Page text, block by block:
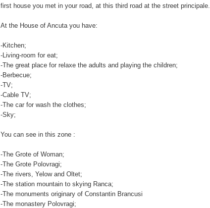
first house you met in your road, at this third road at the street principale.
At the House of Ancuta you have:
-Kitchen;
-Living-room for eat;
-The great place for relaxe the adults and playing the children;
-Berbecue;
-TV;
-Cable TV;
-The car for wash the clothes;
-Sky;
You can see in this zone :
-The Grote of Woman;
-The Grote Polovragi;
-The rivers, Yelow and Oltet;
-The station mountain to skying Ranca;
-The monuments originary of Constantin Brancusi
-The monastery Polovragi;